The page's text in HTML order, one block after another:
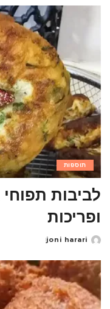
תוספות
לביבות
ופריכות
Posted
joni harari